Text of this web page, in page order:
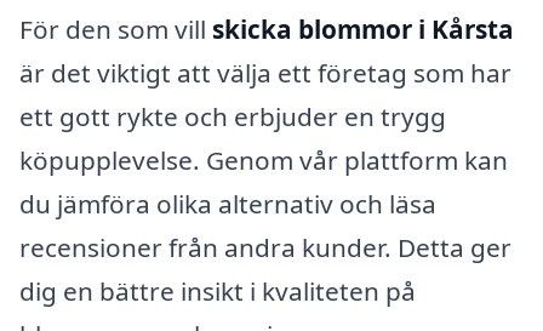
För den som vill skicka blommor i Kårsta
är det viktigt att välja ett företag som har
ett gott rykte och erbjuder en trygg
köpupplevelse. Genom vår plattform kan
du jämföra olika alternativ och läsa
recensioner från andra kunder. Detta ger
dig en bättre insikt i kvaliteten på